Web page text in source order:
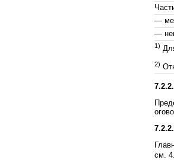
—
—
1)
2)
см.